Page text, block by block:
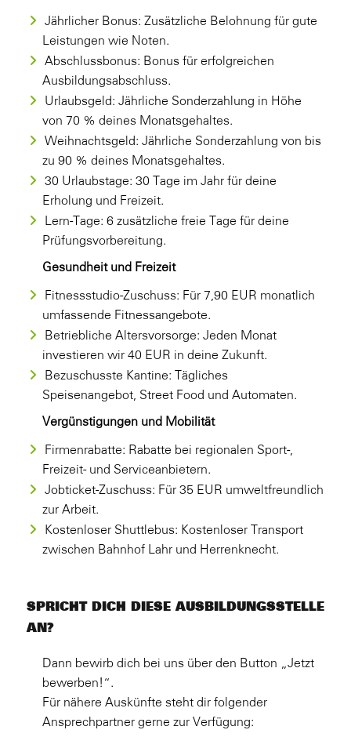
Jährlicher Bonus: Zusätzliche Belohnung für gute
Leistungen wie Noten.
Abschlussbonus: Bonus für erfolgreichen
Ausbildungsabschluss.
Urlaubsgeld: Jährliche Sonderzahlung in Höhe
von 70 % deines Monatsgehaltes.
Weihnachtsgeld: Jährliche Sonderzahlung von bis
zu 90 % deines Monatsgehaltes.
30 Urlaubstage: 30 Tage im Jahr für deine
Erholung und Freizeit.
Lern-Tage: 6 zusätzliche freie Tage für deine
Prüfungsvorbereitung.
Gesundheit und Freizeit
Fitnessstudio-Zuschuss: Für 7,90 EUR monatlich
umfassende Fitnessangebote.
Betriebliche Altersvorsorge: Jeden Monat
investieren wir 40 EUR in deine Zukunft.
Bezuschusste Kantine: Tägliches
Speisenangebot, Street Food und Automaten.
Vergünstigungen und Mobilität
Firmenrabatte: Rabatte bei regionalen Sport-,
Freizeit- und Serviceanbietern.
Jobticket-Zuschuss: Für 35 EUR umweltfreundlich
zur Arbeit.
Kostenloser Shuttlebus: Kostenloser Transport
zwischen Bahnhof Lahr und Herrenknecht.
SPRICHT DICH DIESE AUSBILDUNGSSTELLE
AN?
Dann bewirb dich bei uns über den Button „Jetzt
bewerben!“.
Für nähere Auskünfte steht dir folgender
Ansprechpartner gerne zur Verfügung: